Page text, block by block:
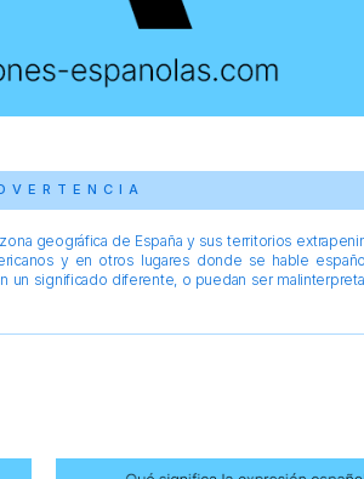
geográfica de España y sus territorios
y en otros lugares donde se hable
un significado diferente, o puedan ser